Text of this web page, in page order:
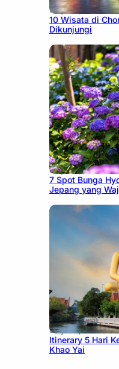
July 30, 2026
10 Wisata di
Dikunjungi
July 23, 2026
7 Spot Bunga
Jepang yang
July 20, 2026
Itinerary 5 Hari
Khao Yai